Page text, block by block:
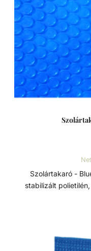
Medencetakarás előnyei: - csökken a párolgás,
hőveszteség is - csökken a párolgás okozta vízveszteség,
és ezzel a friss víz utánpótlás is
hősugárzása, így
költsége - csökken a medence karbantartására fordított
idő - csökken a beltéri medencék párátlanító
berendezésének üzemideje - kisebb
olcsóbb párátlanító
meghosszabbodik a fürdési idény -
Szolártakaró - Blue Kiváló minőségű ovál alakú
stabilizált
mellett beltéri